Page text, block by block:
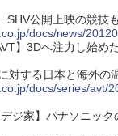
SHV公開上映の競技
docs/news/
】3Dへ注力し始め
対する日本と海外の
docs/series/avt/
ジ家】パナソニッ